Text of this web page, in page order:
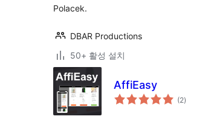
Polacek.
DBAR Productions
50+ 활성 설치
AffiEasy
(2전
체)